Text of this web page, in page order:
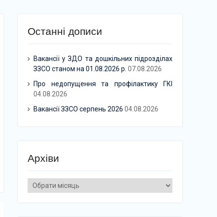
Останні дописи
Вакансії у ЗДО та дошкільних підрозділах
ЗЗСО станом на 01.08.2026 р. 07.08.2026
Про недопущення та профілактику ГКІ
04.08.2026
Вакансії ЗЗСО серпень 2026 04.08.2026
Архіви
Архіви